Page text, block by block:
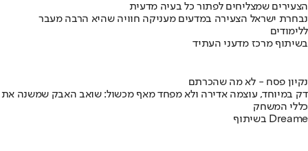
הצעירים שמצליחים לפתור כל בעיה מדעית
נבחרת ישראל הצעירה במדעים מעניקה חוויה שהיא הרבה מעבר
ללימודים
בשיתוף מרכז מדעני העתיד
נקיון פסח - לא מה שהכרתם
דק במיוחד, עוצמה אדירה ולא מפחד מאף מכשול: שואב האבק שמשנה את
כללי המשחק
בשיתוף Dreame